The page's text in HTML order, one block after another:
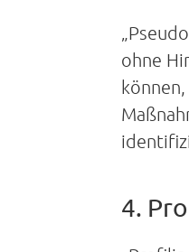
ohne
4.